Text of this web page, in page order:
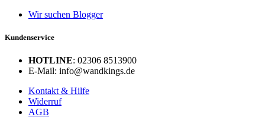
Wir suchen Blogger
Kundenservice
HOTLINE: 02306 8513900
E-Mail: info@wandkings.de
Kontakt & Hilfe
Widerruf
AGB